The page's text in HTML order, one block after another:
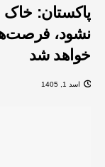
پاکستان: خاک
نشود،
خواهد شد
اسد 1, 1405